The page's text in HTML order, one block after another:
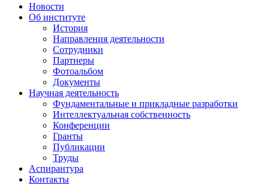
Новости
Об институте
История
Направления деятельности
Сотрудники
Партнеры
Фотоальбом
Документы
Научная деятельность
Фундаментальные и прикладные разработки
Интеллектуальная собственность
Конференции
Гранты
Публикации
Труды
Аспирантура
Контакты